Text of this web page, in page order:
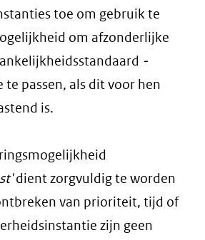
toe om gebruik te
om afzonderlijke
-
te passen, als dit voor hen
is.
dient zorgvuldig te worden
van prioriteit, tijd of
zijn geen